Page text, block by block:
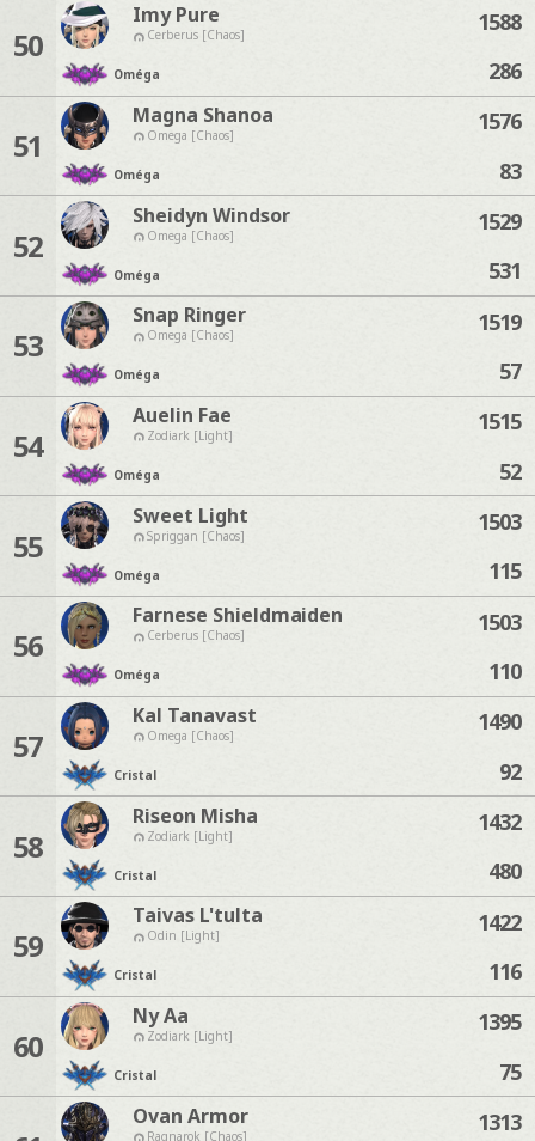
50
Imy Pure
Cerberus [Chaos]
Oméga
1588
286
51
Magna Shanoa
Omega [Chaos]
Oméga
1576
83
52
Sheidyn Windsor
Omega [Chaos]
Oméga
1529
531
53
Snap Ringer
Omega [Chaos]
Oméga
1519
57
54
Auelin Fae
Zodiark [Light]
Oméga
1515
52
55
Sweet Light
Spriggan [Chaos]
Oméga
1503
115
56
Farnese Shieldmaiden
Cerberus [Chaos]
Oméga
1503
110
57
Kal Tanavast
Omega [Chaos]
Cristal
1490
92
58
Riseon Misha
Zodiark [Light]
Cristal
1432
480
59
Taivas L'tulta
Odin [Light]
Cristal
1422
116
60
Ny Aa
Zodiark [Light]
Cristal
1395
75
Ovan Armor
Ragnarok [Chaos]
1313